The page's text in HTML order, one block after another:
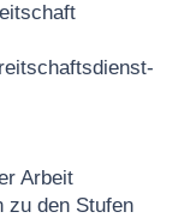
Arbeit
zu den Stufen